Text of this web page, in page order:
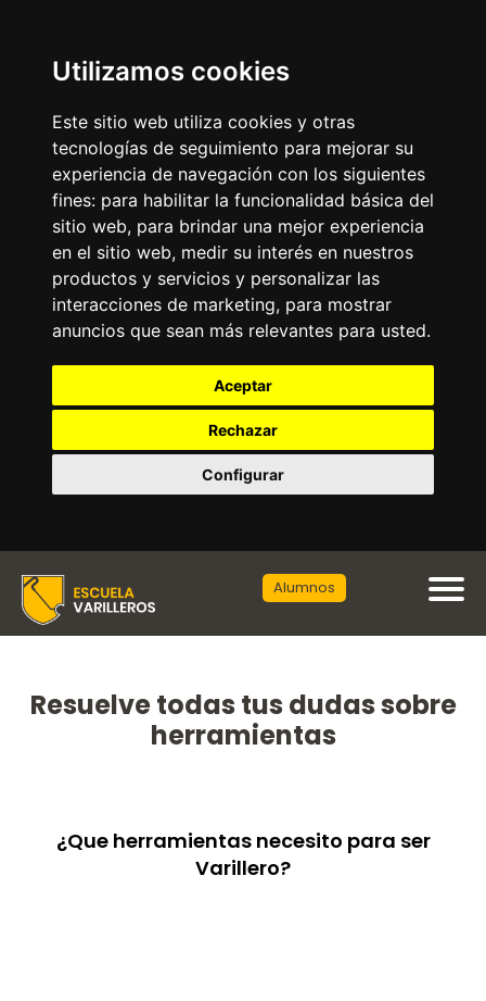
Utilizamos cookies
Este sitio web utiliza cookies y otras
tecnologías de seguimiento para mejorar su
experiencia de navegación con los siguientes
fines: para habilitar la funcionalidad básica del
sitio web, para brindar una mejor experiencia
en el sitio web, medir su interés en nuestros
productos y servicios y personalizar las
interacciones de marketing, para mostrar
anuncios que sean más relevantes para usted.
Aceptar
Rechazar
Configurar
Alumnos
Resuelve todas tus dudas sobre
herramientas
¿Que herramientas necesito para ser
Varillero?